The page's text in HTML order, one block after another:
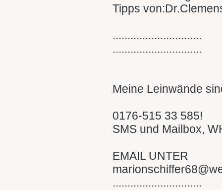
Tipps
..............................
..............................
Meine Leinwände
0176-515 33 585!
SMS und Mailbox,
EMAIL UNTER
..............................